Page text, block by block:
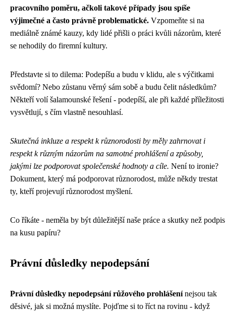
pracovního poměru, ačkoli takové případy jsou spíše
výjimečné a často právně problematické. Vzpomeňte si na
mediálně známé kauzy, kdy lidé přišli o práci kvůli názorům, které
se nehodily do firemní kultury.
Představte si to dilema: Podepíšu a budu v klidu, ale s výčitkami
svědomí? Nebo zůstanu věrný sám sobě a budu čelit následkům?
Někteří volí šalamounské řešení - podepíší, ale při každé příležitosti
vysvětlují, s čím vlastně nesouhlasí.
Skutečná inkluze a respekt k různorodosti by měly zahrnovat i
respekt k různým názorům na samotné prohlášení a způsoby,
jakými lze podporovat společenské hodnoty a cíle. Není to ironie?
Dokument, který má podporovat různorodost, může někdy trestat
ty, kteří projevují různorodost myšlení.
Co říkáte - neměla by být důležitější naše práce a skutky než podpis
na kusu papíru?
Právní důsledky nepodepsání
Právní důsledky nepodepsání růžového prohlášenínejsou tak
děsivé, jak si možná myslíte. Pojďme si to říct na rovinu - když